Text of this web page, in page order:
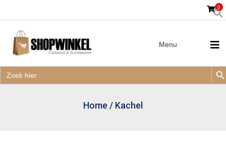
naar:
0
Zoek
naar:
Menu
Home / Kachel